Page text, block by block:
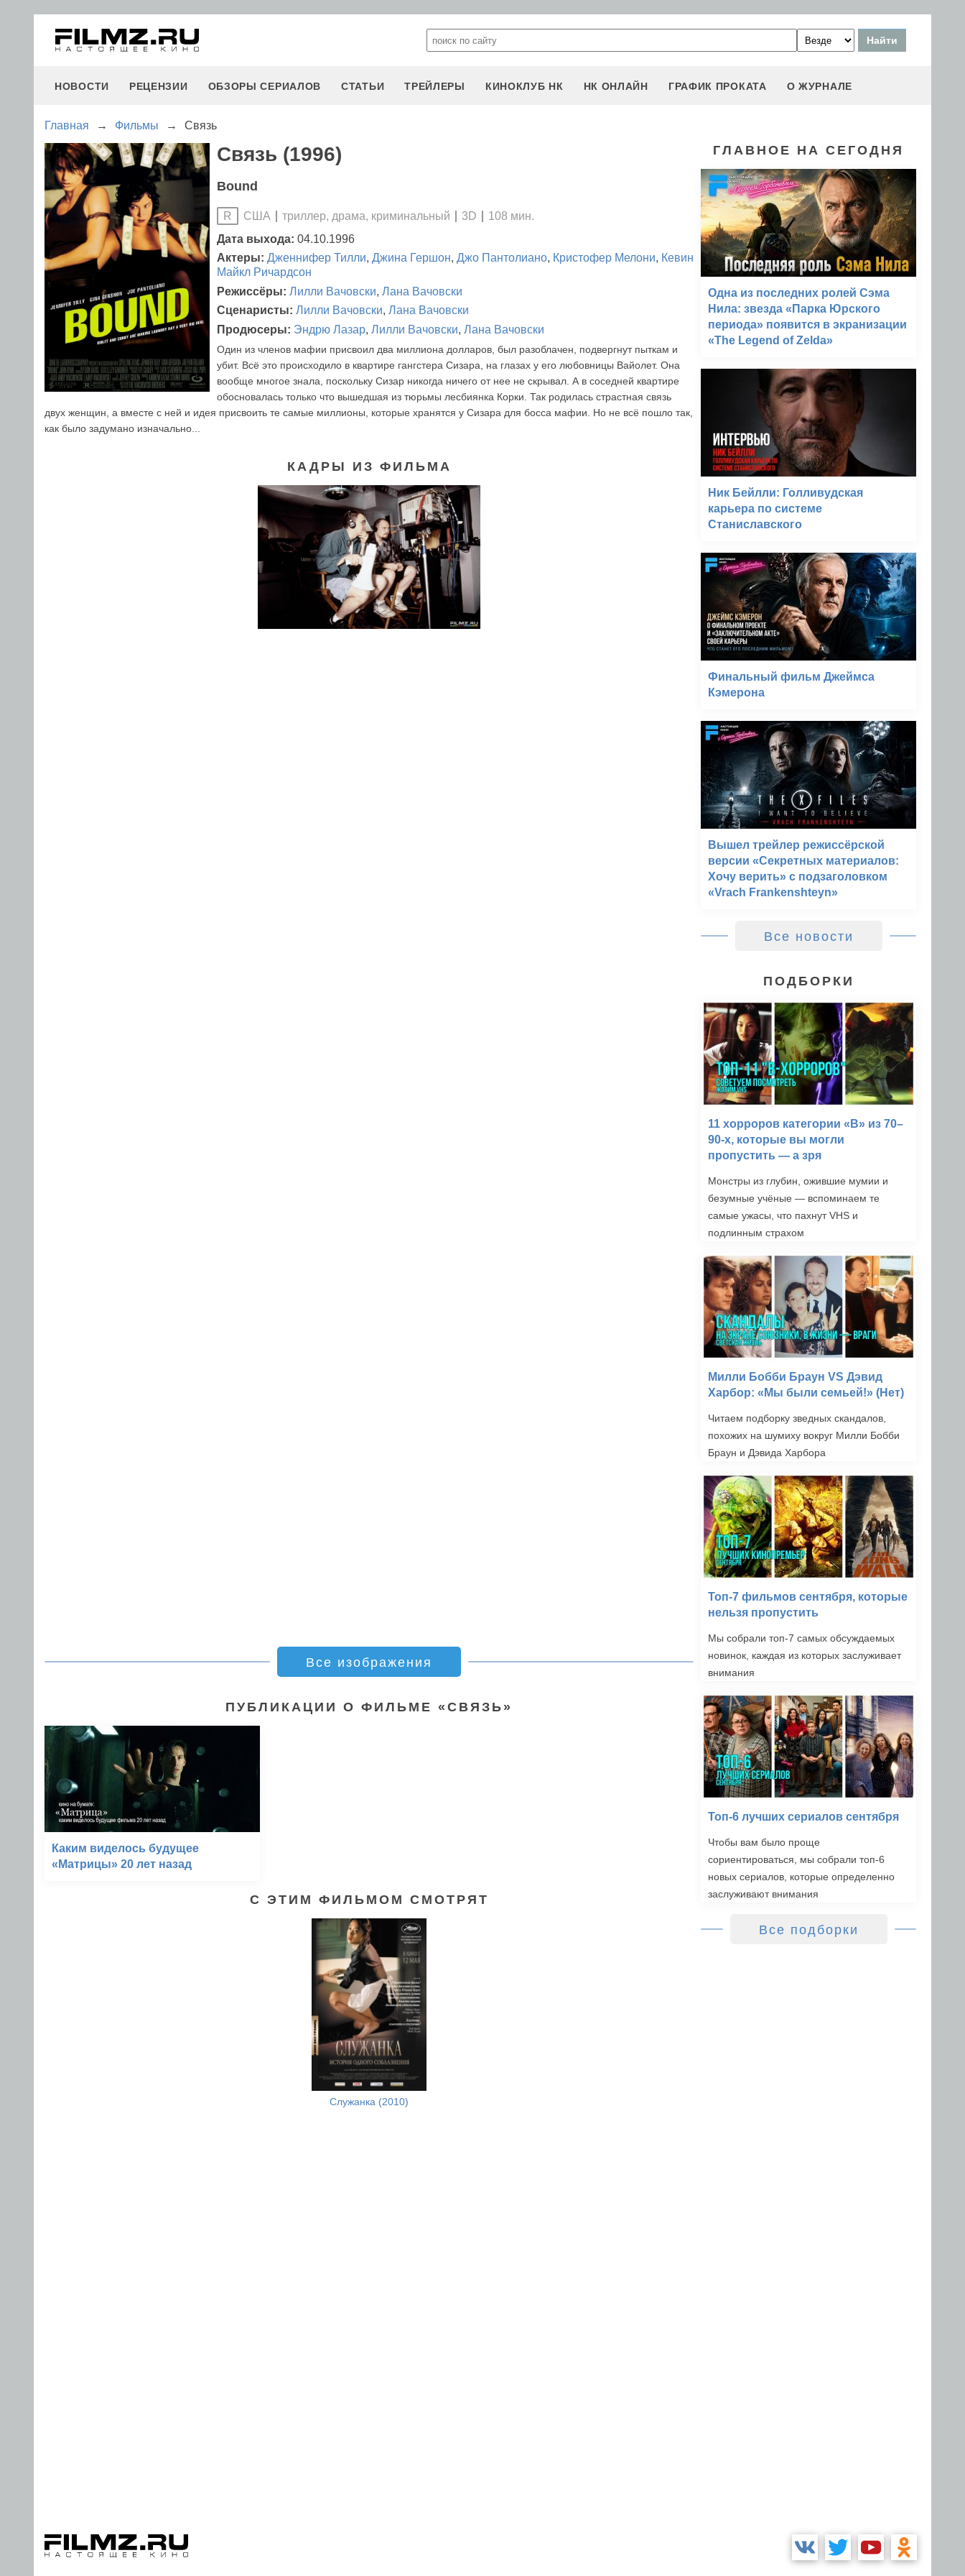
НОВОСТИ РЕЦЕНЗИИ ОБЗОРЫ СЕРИАЛОВ СТАТЬИ ТРЕЙЛЕРЫ КИНОКЛУБ НК НК ОНЛАЙН ГРАФИК ПРОКАТА О ЖУРНАЛЕ
Главная → Фильмы → Связь
Связь (1996)
Bound
R США триллер, драма, криминальный 3D
108 мин.
Дата выхода: 04.10.1996
Актеры: Дженнифер Тилли, Джина Гершон, Джо Пантолиано, Кристофер Мелони, Кевин
Майкл Ричардсон
Режиссёры: Лилли Вачовски, Лана Вачовски
Сценаристы: Лилли Вачовски, Лана Вачовски
Продюсеры: Эндрю Лазар, Лилли Вачовски, Лана Вачовски
Один из членов мафии присвоил два миллиона долларов, был разоблачен, подвергнут пыткам и
убит. Всё это происходило в квартире гангстера Сизара, на глазах у его любовницы Вайолет. Она
вообще многое знала, поскольку Сизар никогда ничего от нее не скрывал. А в соседней квартире
обосновалась только что вышедшая из тюрьмы лесбиянка Корки. Так родилась страстная связь
двух женщин, а вместе с ней и идея присвоить те самые миллионы, которые хранятся у Сизара для босса мафии. Но не всё пошло так,
как было задумано изначально...
КАДРЫ ИЗ ФИЛЬМА
Все изображения
ПУБЛИКАЦИИ О ФИЛЬМЕ «СВЯЗЬ»
Каким виделось будущее
«Матрицы» 20 лет назад
С ЭТИМ ФИЛЬМОМ СМОТРЯТ
Служанка (2010)
ГЛАВНОЕ НА СЕГОДНЯ
Одна из последних ролей Сэма
Нила: звезда «Парка Юрского
периода» появится в экранизации
«The Legend of Zelda»
Ник Бейлли: Голливудская
карьера по системе
Станиславского
Финальный фильм Джеймса
Кэмерона
Вышел трейлер режиссёрской
версии «Секретных материалов:
Хочу верить» с подзаголовком
«Vrach Frankenshteyn»
Все новости
ПОДБОРКИ
11 хорроров категории «B» из 70–
90-х, которые вы могли
пропустить — а зря
Монстры из глубин, ожившие мумии и
безумные учёные — вспоминаем те
самые ужасы, что пахнут VHS и
подлинным страхом
Милли Бобби Браун VS Дэвид
Харбор: «Мы были семьей!» (Нет)
Читаем подборку зведных скандалов,
похожих на шумиху вокруг Милли Бобби
Браун и Дэвида Харбора
Топ-7 фильмов сентября, которые
нельзя пропустить
Мы собрали топ-7 самых обсуждаемых
новинок, каждая из которых заслуживает
внимания
Топ-6 лучших сериалов сентября
Чтобы вам было проще
сориентироваться, мы собрали топ-6
новых сериалов, которые определенно
заслуживают внимания
Все подборки